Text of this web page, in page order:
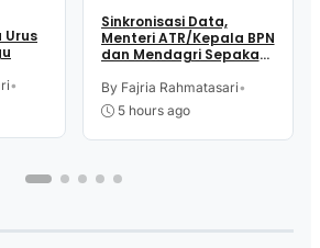
Urus
•
Sinkronisasi Data,
Menteri ATR/Kepala BPN
dan Mendagri Sepakati
NOP
By Fajria Rahmatasari•
5 hours ago